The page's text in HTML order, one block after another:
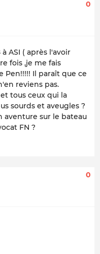
0
ASI ( après l'avoir
fois ,je me fais
Pen!!!!! Il paraît que ce
reviens pas.
tous ceux qui la
sourds et aveugles ?
aventure sur le bateau
FN ?
0